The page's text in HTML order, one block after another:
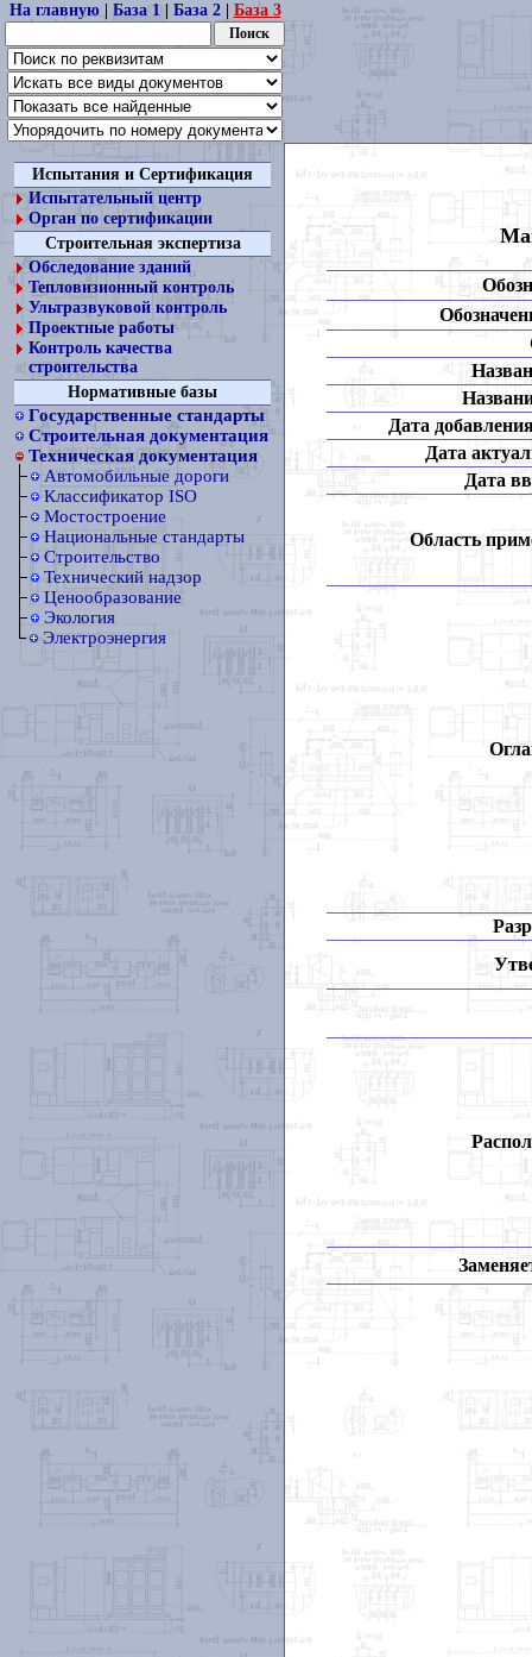
На главную| База 1| База 2| База 3
Испытания и Сертификация
Испытательный центр
Орган по сертификации
Строительная экспертиза
Обследование зданий
Тепловизионный контроль
Ультразвуковой контроль
Проектные работы
Контроль качества
строительства
Нормативные базы
Государственные стандарты
Строительная документация
Техническая документация
Автомобильные дороги
Классификатор ISO
Мостостроение
Национальные стандарты
Строительство
Технический надзор
Ценообразование
Экология
Электроэнергия
Дата
Дата
Дата
Область